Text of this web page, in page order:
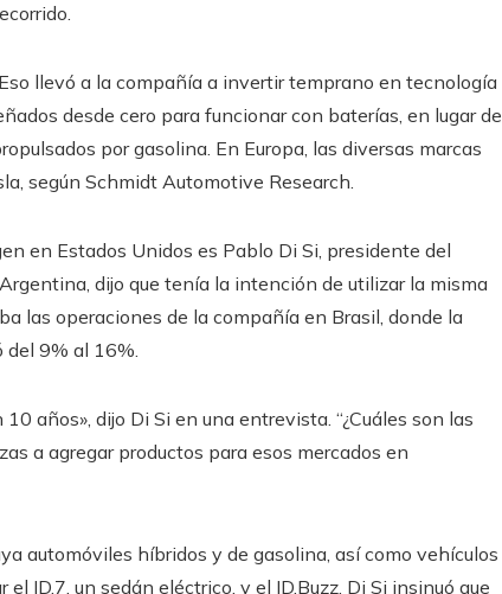
llevó a la compañía a invertir temprano en tecnología
desde cero para funcionar con baterías, en lugar de
​​por gasolina. En Europa, las diversas marcas
según Schmidt Automotive Research.
en Estados Unidos es Pablo Di Si, presidente del
dijo que tenía la intención de utilizar la misma
las operaciones de la compañía en Brasil, donde la
del 9% al 16%.
años», dijo Di Si en una entrevista. “¿Cuáles son las
a agregar productos para esos mercados en
automóviles híbridos y de gasolina, así como vehículos
ID.7, un sedán eléctrico, y el ID.Buzz. Di Si insinuó que